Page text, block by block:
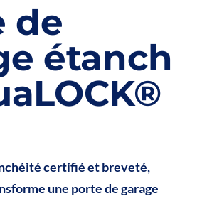
de
étanch
certifié et breveté,
une porte de garage